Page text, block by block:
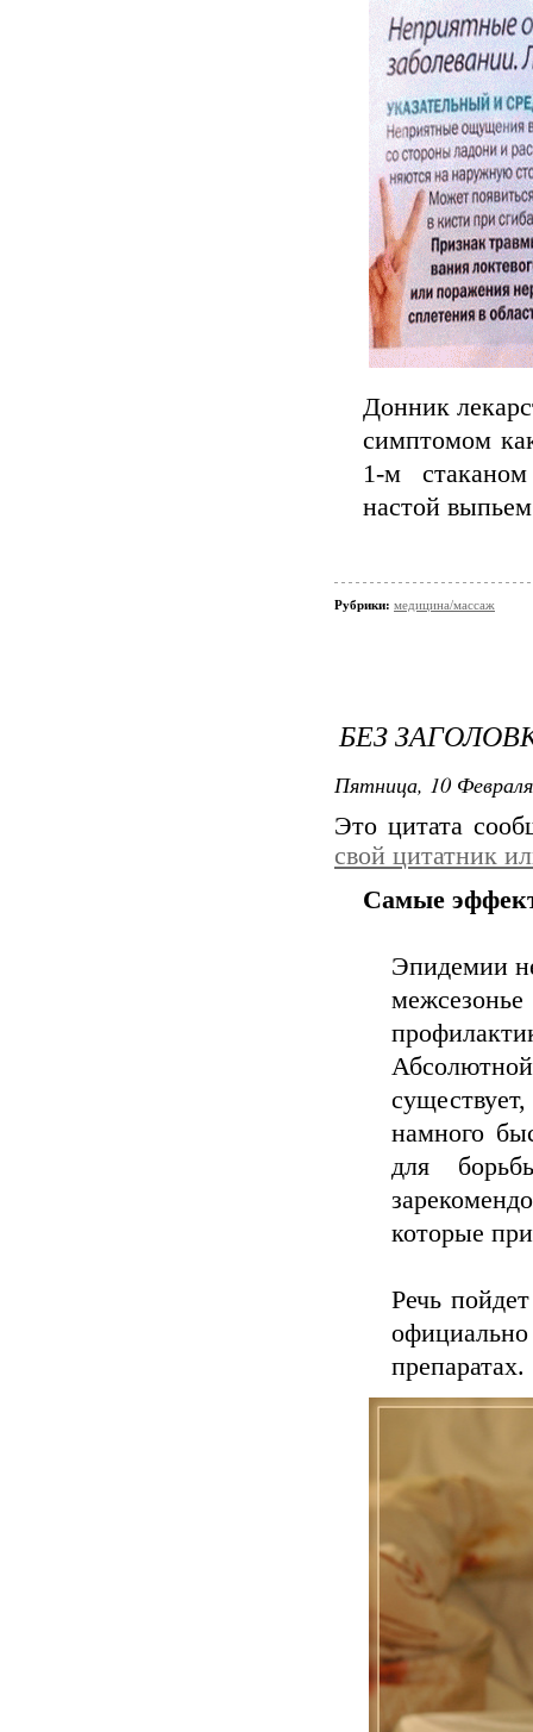
Донник
симптомом
1-м
настой
Рубрики: медицина/массаж
БЕЗ
Пятница, 10
Это цитата
свой цитатник
Самые
Эпидемии
намного
для
которые
Речь
препаратах.